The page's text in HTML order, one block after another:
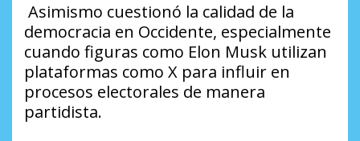
Asimismo cuestionó la calidad de la
democracia en Occidente, especialmente
cuando figuras como Elon Musk utilizan
plataformas como X para influir en
procesos electorales de manera
partidista.